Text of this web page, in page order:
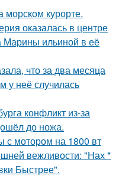
морском курорте.
оказалась в центре
Марины ильиной в её
что за два месяца
у неё случилась
конфликт из-за
до ножа.
с мотором на 1800 вт
вежливости: "Нах *
Быстрее".